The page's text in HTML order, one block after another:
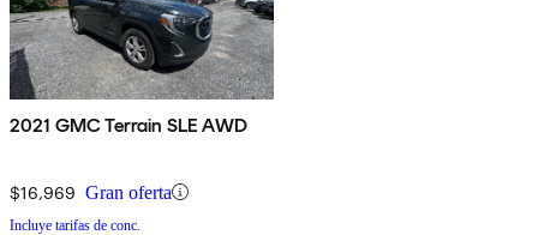
2021 GMC Terrain SLE AWD
$16,969 Gran oferta
Incluye tarifas de conc.